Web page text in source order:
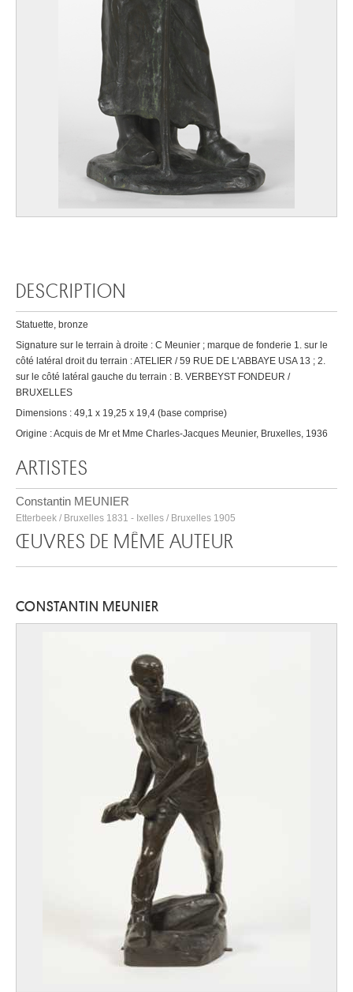
DESCRIPTION
Statuette, bronze
Signature sur le terrain à droite : C Meunier ; marque de fonderie 1. sur le
côté latéral droit du terrain : ATELIER / 59 RUE DE L'ABBAYE USA 13 ; 2.
sur le côté latéral gauche du terrain : B. VERBEYST FONDEUR /
BRUXELLES
Dimensions : 49,1 x 19,25 x 19,4 (base comprise)
Origine : Acquis de Mr et Mme Charles-Jacques Meunier, Bruxelles, 1936
ARTISTES
Constantin MEUNIER
Etterbeek / Bruxelles 1831 - Ixelles / Bruxelles 1905
ŒUVRES DE MÊME AUTEUR
CONSTANTIN MEUNIER